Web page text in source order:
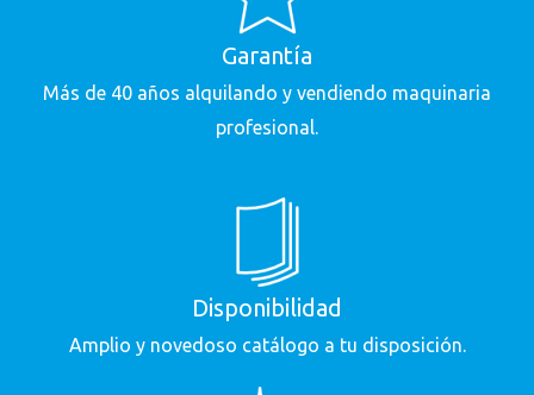
Garantía
Más de 40 años alquilando y vendiendo maquinaria
profesional.
Disponibilidad
Amplio y novedoso catálogo a tu disposición.